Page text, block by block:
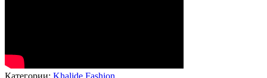
Категории: Khalide Fashion